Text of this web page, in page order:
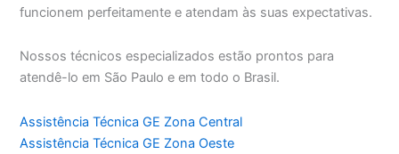
funcionem perfeitamente e atendam às suas expectativas.
Nossos técnicos especializados estão prontos para
atendê-lo em São Paulo e em todo o Brasil.
Assistência Técnica GE Zona Central
Assistência Técnica GE Zona Oeste